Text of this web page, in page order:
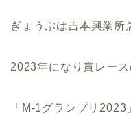
ぎょうぶは吉本興業所
2023年になり賞レース
「M-1グランプリ